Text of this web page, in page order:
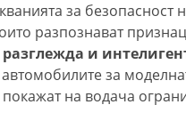
за
разпознават
и
за
покажат на водача